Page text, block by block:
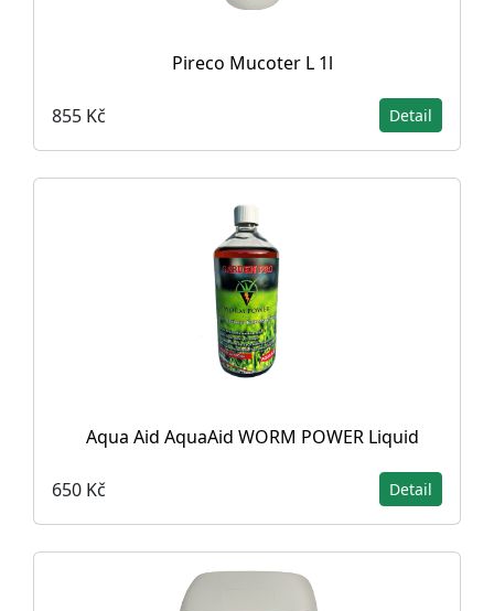
Pireco Mucoter L 1l
855 Kč Detail
Aqua Aid AquaAid WORM POWER Liquid
650 Kč Detail